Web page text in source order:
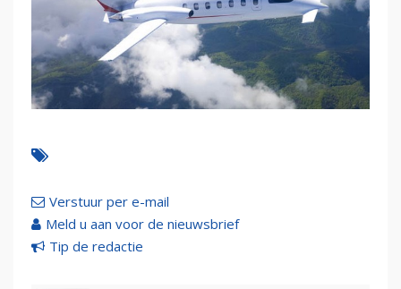
Verstuur per e-mail
Meld u aan voor de nieuwsbrief
Tip de redactie